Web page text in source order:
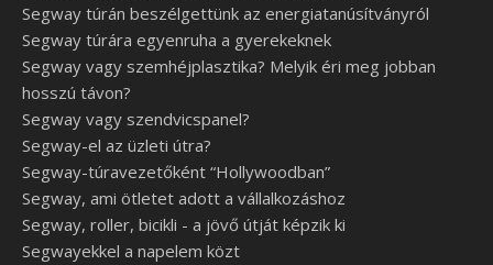
Segway túrán beszélgettünk az energiatanúsítványról
Segway túrára egyenruha a gyerekeknek
Segway vagy szemhéjplasztika? Melyik éri meg jobban
hosszú távon?
Segway vagy szendvicspanel?
Segway-el az üzleti útra?
Segway-túravezetőként “Hollywoodban”
Segway, ami ötletet adott a vállalkozáshoz
Segway, roller, bicikli - a jövő útját képzik ki
Segwayekkel a napelem közt